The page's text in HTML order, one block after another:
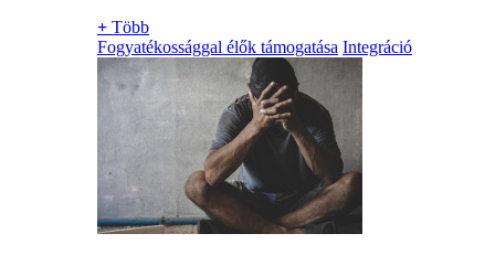
+ Több
Fogyatékossággal élők támogatása Integráció